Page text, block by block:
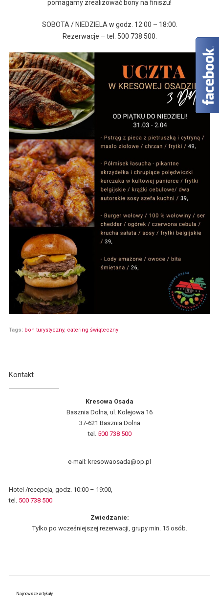
pomagamy zrealizować bony na finiszu!
SOBOTA / NIEDZIELA w godz. 12:00 – 18:00.
Rezerwacje – tel. 500 738 500.
Tags: bon turystyczny, catering świąteczny
Kontakt
Kresowa Osada
Basznia Dolna, ul. Kolejowa 16
37-621 Basznia Dolna
tel. 500 738 500
e-mail: kresowaosada@op.pl
Hotel /recepcja, godz. 10:00 – 19:00,
tel. 500 738 500
Zwiedzanie:
Tylko po wcześniejszej rezerwacji, grupy min. 15 osób.
Najnowsze artykuły